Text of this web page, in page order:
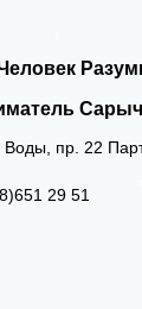
пр. 22
29 51